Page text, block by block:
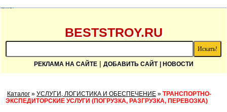
BESTSTROY.RU
РЕКЛАМА НА САЙТЕ| ДОБАВИТЬ САЙТ | НОВОСТИ
Каталог » УСЛУГИ, ЛОГИСТИКА И ОБЕСПЕЧЕНИЕ » ТРАНСПОРТНО-
ЭКСПЕДИТОРСКИЕ УСЛУГИ (ПОГРУЗКА, РАЗГРУЗКА, ПЕРЕВОЗКА)